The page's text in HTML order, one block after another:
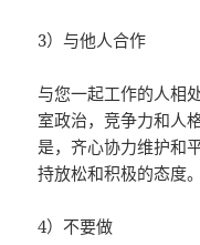
3）与他人合作
与您一起工作的人相
室政治，竞争力和人
是，齐心协力维护和
持放松和积极的态度。
4）不要做